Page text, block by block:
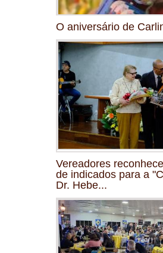
O aniversário de
Vereadores
de indicados para a
Dr. Hebe...